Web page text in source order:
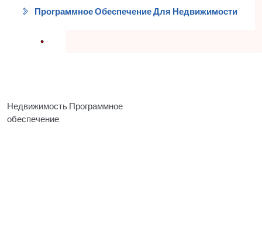
Программное Обеспечение Для Недвижимости
Недвижимость Программное
обеспечение